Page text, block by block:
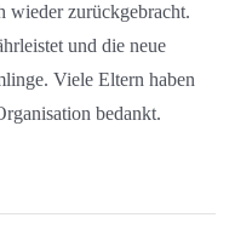
wieder zurückgebracht.
und die neue
Viele Eltern haben
bedankt.